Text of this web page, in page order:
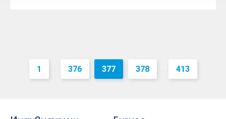
1 ... 376 377 378 ... 413